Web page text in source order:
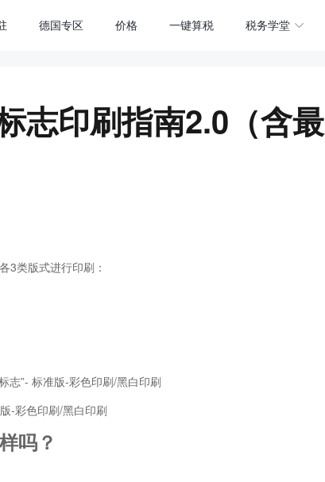
德国专区 价格 一键算税 税务学堂
志印刷指南2.0（含最
3类版式进行印刷：
志”- 标准版-彩色印刷/黑白印刷
-彩色印刷/黑白印刷
吗？